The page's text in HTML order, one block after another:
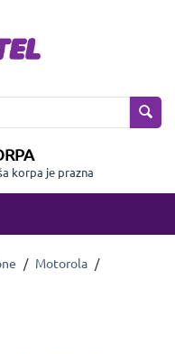
korpa je prazna
/ Motorola /